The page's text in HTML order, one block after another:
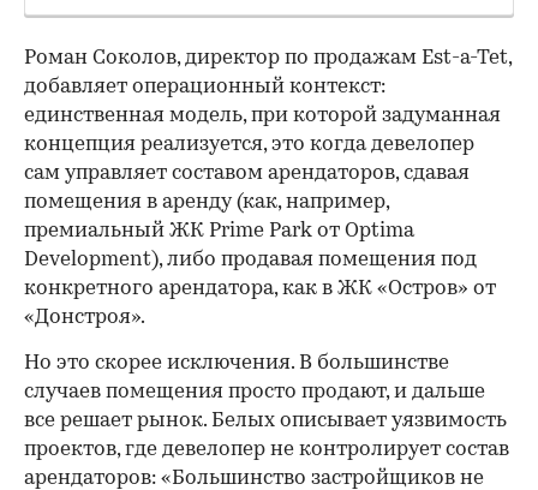
Роман Соколов, директор по продажам Est-a-Tet,
добавляет операционный контекст:
единственная модель, при которой задуманная
концепция реализуется, это когда девелопер
сам управляет составом арендаторов, сдавая
помещения в аренду (как, например,
премиальный ЖК Prime Park от Optima
Development), либо продавая помещения под
конкретного арендатора, как в ЖК «Остров» от
«Донстроя».
Но это скорее исключения. В большинстве
случаев помещения просто продают, и дальше
все решает рынок. Белых описывает уязвимость
проектов, где девелопер не контролирует состав
арендаторов: «Большинство застройщиков не